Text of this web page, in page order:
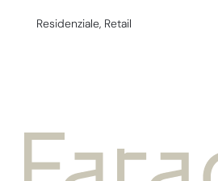
Residenziale, Retail